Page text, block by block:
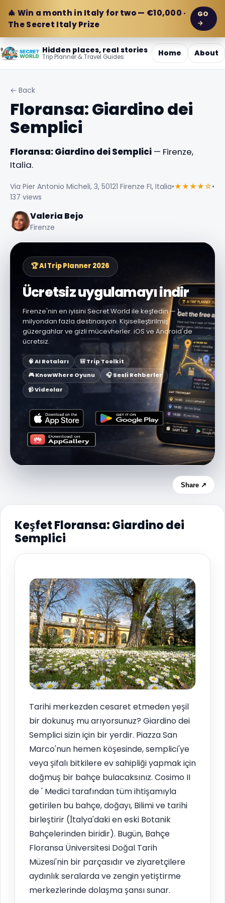
🎄 Win a month in Italy for two — €10,000 ·
The Secret Italy Prize
GO
→
Hidden places, real stories
Trip Planner & Travel Guides Home About
← Back
Floransa: Giardino dei
Semplici
Floransa: Giardino dei Semplici — Firenze,
Italia.
Via Pier Antonio Micheli, 3, 50121 Firenze FI, Italia•★★★★☆•
137 views
Valeria Bejo
Firenze
🏆 AI Trip Planner 2026
Ücretsiz uygulamayı indir
Firenze'nin en iyisini Secret World ile keşfedin — 1
milyondan fazla destinasyon. Kişiselleştirilmiş
güzergahlar ve gizli mücevherler. iOS ve Android'de
ücretsiz.
🧠 AI Rotaları
🎒 Trip Toolkit
🎮 KnowWhere Oyunu
🎧 Sesli Rehberler
📹 Videolar
Share ↗
Keşfet Floransa: Giardino dei
Semplici
Tarihi merkezden cesaret etmeden yeşil
bir dokunuş mu arıyorsunuz? Giardino dei
Semplici sizin için bir yerdir. Piazza San
Marco'nun hemen köşesinde, semplici'ye
veya şifalı bitkilere ev sahipliği yapmak için
doğmuş bir bahçe bulacaksınız. Cosimo II
de ' Medici tarafından tüm ihtişamıyla
getirilen bu bahçe, doğayı, Bilimi ve tarihi
birleştirir (İtalya'daki en eski Botanik
Bahçelerinden biridir). Bugün, Bahçe
Floransa Üniversitesi Doğal Tarih
Müzesi'nin bir parçasıdır ve ziyaretçilere
aydınlık seralarda ve zengin yetiştirme
merkezlerinde dolaşma şansı sunar.